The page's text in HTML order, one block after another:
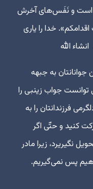
است و نَفَس‌های آخرش
خدا را یاری
الله
به جبهه
جواب زینبی را
فرزندانتان را به
کنید و حتّی اگر
نگیریرد، زیرا مادر
پس نمی‌گیریم.